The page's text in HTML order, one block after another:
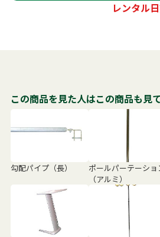
レンタル
この商品を見た人はこの商品も見
勾配パイプ（長）
ポールパーテーショ
（アルミ）